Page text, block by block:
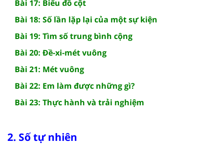
Bài 17: Biểu đồ cột
Bài 18: Số lần lặp lại của một sự kiện
Bài 19: Tìm số trung bình cộng
Bài 20: Đề-xi-mét vuông
Bài 21: Mét vuông
Bài 22: Em làm được những gì?
Bài 23: Thực hành và trải nghiệm
2. Số tự nhiên